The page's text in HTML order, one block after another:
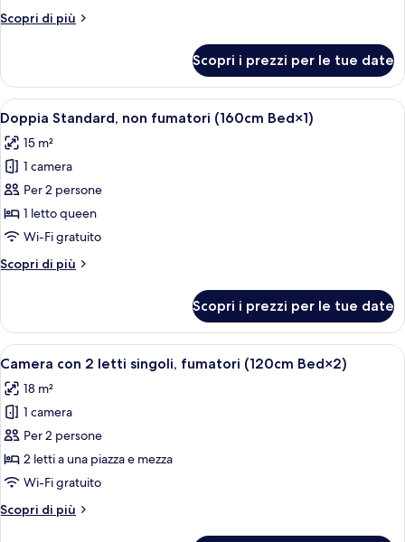
(160cm
Scopri di più
Altri
Standard,
fumatori
(160cm
Bed×1)
Scopri i prezzi per le tue date
Apri
tutte
le
foto
per
Doppia
Standard,
fumatori
Doppia Standard, non fumatori
9
Doppia Standard, non fumatori (160cm Bed×1)
15 m²
1 camera
Per 2 persone
1 letto queen
Wi-Fi gratuito
Scopri di più
Altri
Standard,
non
fumatori
Bed×1)
Scopri i prezzi per le tue date
Apri
tutte
le
foto
per
Camera
con
letti
Una camera d'albergo con un letto,
7
Camera con 2 letti singoli, fumatori (120cm Bed×2)
18 m²
1 camera
Per 2 persone
2 letti a una piazza e mezza
Wi-Fi gratuito
Scopri di più
Altri